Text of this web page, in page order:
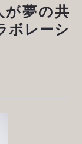
が夢の共
ボレーシ